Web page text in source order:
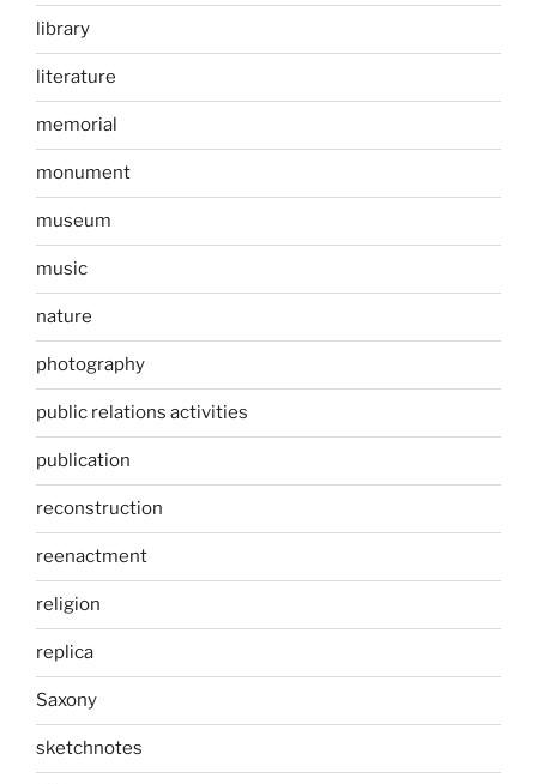
library
literature
memorial
monument
museum
music
nature
photography
public relations activities
publication
reconstruction
reenactment
religion
replica
Saxony
sketchnotes